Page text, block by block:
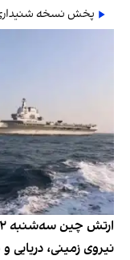
پخش نسخه
نیروی زمینی، دریایی